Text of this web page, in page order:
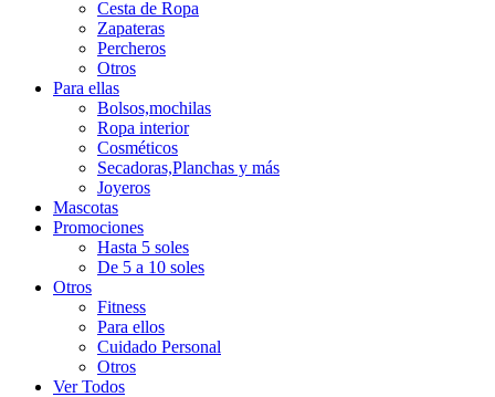
Cesta de Ropa
Zapateras
Percheros
Otros
Para ellas
Bolsos,mochilas
Ropa interior
Cosméticos
Secadoras,Planchas y más
Joyeros
Mascotas
Promociones
Hasta 5 soles
De 5 a 10 soles
Otros
Fitness
Para ellos
Cuidado Personal
Otros
Ver Todos